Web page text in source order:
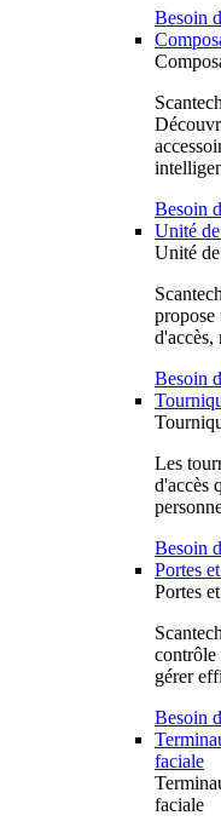
Besoin
Besoin
Unité
Unité
propose
d'accès,
Besoin
Les
d'accès
Besoin
Portes
Portes
contrôle
gérer
Besoin
faciale
faciale